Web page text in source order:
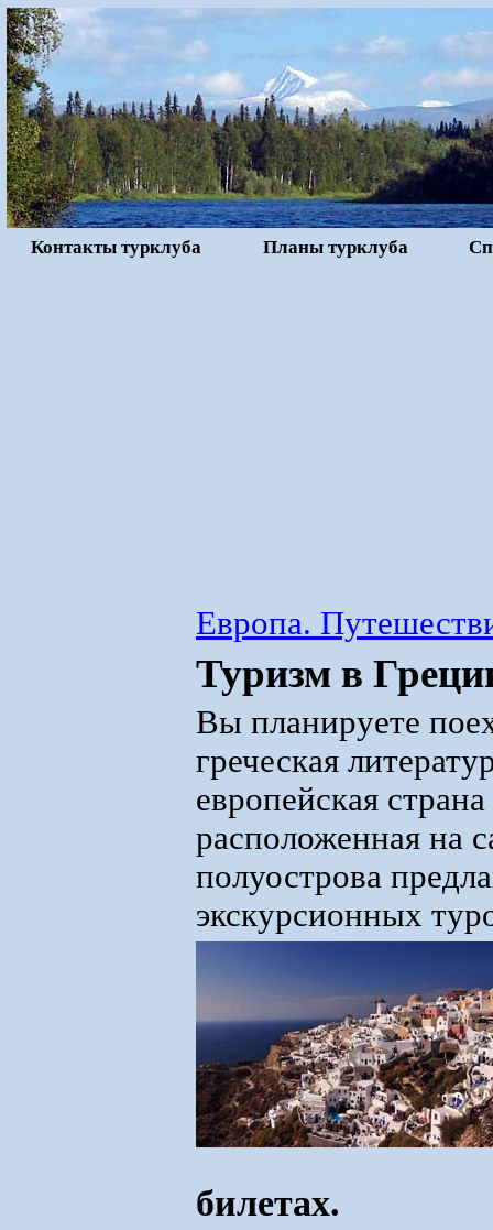
Контакты турклуба Планы турклуба
Европа.
Туризм в
Вы планируете
греческая
европейская
расположенная на
полуострова
экскурсионных
билетах.